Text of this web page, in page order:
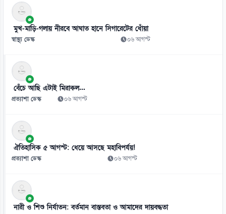
৭
জিসান-সাব্বিরদের ব্যর্থতার দিনে স্পিনারদের সৌজন্যে এইচপির বড় জয়
০৮ আগস্ট
ম্যানচেস্টারের ফুটবলার বাংলাদেশের ক্যাম্পে
০৮ আগস্ট
মুখ-মাড়ি-গলায় নীরবে আঘাত হানে সিগারেটের ধোঁয়া
স্বাস্থ্য ডেস্ক ০৬ আগস্ট
বেঁচে আছি এটাই মিরাকল...
প্রত্যাশা ডেস্ক ০৬ আগস্ট
ঐতিহাসিক ৫ আগস্ট: ধেয়ে আসছে মহাবিপর্যয়!
প্রত্যাশা ডেস্ক ০৬ আগস্ট
নারী ও শিশু নির্যাতন: বর্তমান বাস্তবতা ও আমাদের দায়বদ্ধতা